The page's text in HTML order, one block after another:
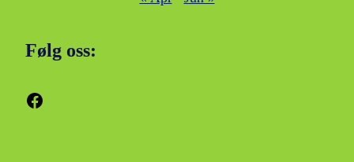
Følg oss:
Facebook